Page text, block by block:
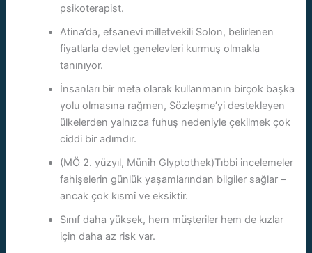
psikoterapist.
Atina’da, efsanevi milletvekili Solon, belirlenen
fiyatlarla devlet genelevleri kurmuş olmakla
tanınıyor.
İnsanları bir meta olarak kullanmanın birçok başka
yolu olmasına rağmen, Sözleşme’yi destekleyen
ülkelerden yalnızca fuhuş nedeniyle çekilmek çok
ciddi bir adımdır.
(MÖ 2. yüzyıl, Münih Glyptothek)Tıbbi incelemeler
fahişelerin günlük yaşamlarından bilgiler sağlar –
ancak çok kısmî ve eksiktir.
Sınıf daha yüksek, hem müşteriler hem de kızlar
için daha az risk var.